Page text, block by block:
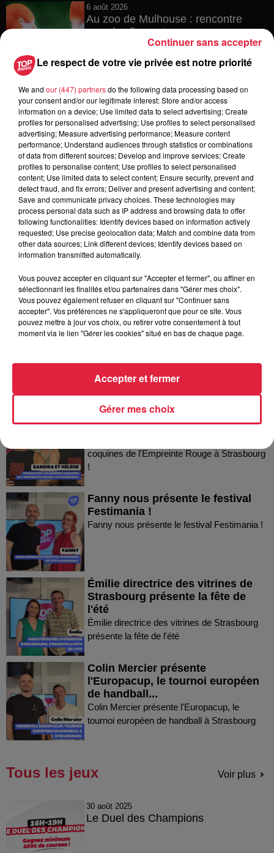
6 août 2026
Au zoo de Mulhouse : rencontre
avec les flamants rouges
6 août 2026
Les dernières infos sur la venue du
pape à Metz en septembre
5 août 2026
Europa-Park : des précisons sur
l’après Euro-Mir
Dans la même série
Thierry du Domaine Wunsch et
Sandra et Estelle présentent les
soirées coquines de l'Empreinte...
coquines de l'Empreinte Rouge à Strasbourg
!
Fanny nous présente le festival
Festimania !
Fanny nous présente le festival Festimania !
Émilie directrice des vitrines de
Strasbourg présente la fête de
l'été
Émilie directrice des vitrines de Strasbourg
présente la fête de l'été
Colin Mercier présente
l'Europacup, le tournoi européen
de handball...
Colin Mercier présente l'Europacup, le
tournoi européen de handball à Strasbourg
Tous les jeux Voir plus
30 août 2025
Le Duel des Champions
Le respect de votre vie privée est notre priorité
We and our (447) partnersdo the following data processing based on
your consent and/or our legitimate interest: Store and/or access
information on a device; Use limited data to select advertising; Create
profiles for personalised advertising; Use profiles to select personalised
advertising; Measure advertising performance; Measure content
performance; Understand audiences through statistics or combinations
of data from different sources; Develop and improve services; Create
profiles to personalise content; Use profiles to select personalised
content; Use limited data to select content; Ensure security, prevent and
detect fraud, and fix errors; Deliver and present advertising and content;
Save and communicate privacy choices. These technologies may
process personal data such as IP address and browsing data to offer
following functionalities: Identify devices based on information actively
requested; Use precise geolocation data; Match and combine data from
other data sources; Link different devices; Identify devices based on
information transmitted automatically.
Vous pouvez accepter en cliquant sur "Accepter et fermer", ou affiner en
sélectionnant les finalités et/ou partenaires dans "Gérer mes choix".
Vous pouvez également refuser en cliquant sur "Continuer sans
accepter". Vos préférences ne s'appliqueront que pour ce site. Vous
pouvez mettre à jour vos choix, ou retirer votre consentement à tout
moment via le lien "Gérer les cookies" situé en bas de chaque page.
Gérer mes choix
Accepter et fermer
Continuer sans accepter